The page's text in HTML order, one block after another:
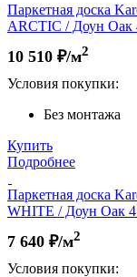
Паркетная доска
ARCTIC / Доун
10 510 ₽/м2
Условия покупки:
Без монтажа
Купить
Подробнее
Паркетная доска
WHITE / Доун Оак
7 640 ₽/м2
Условия покупки: